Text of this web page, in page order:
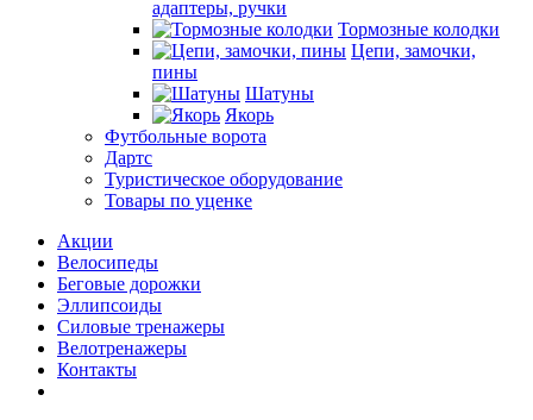
адаптеры, ручки
Тормозные колодки
Цепи, замочки,
пины
Шатуны
Якорь
Футбольные ворота
Дартс
Туристическое оборудование
Товары по уценке
Акции
Велосипеды
Беговые дорожки
Эллипсоиды
Силовые тренажеры
Велотренажеры
Контакты